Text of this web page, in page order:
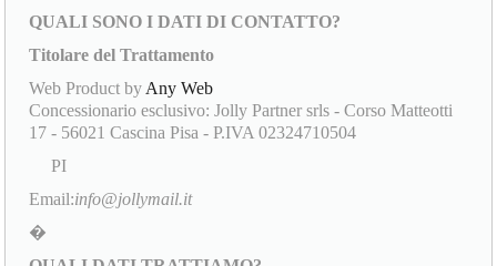
QUALI SONO I DATI DI CONTATTO?
Titolare del Trattamento
Web Product by Any Web
Concessionario esclusivo: Jolly Partner srls - Corso Matteotti
17 - 56021 Cascina Pisa - P.IVA 02324710504
PI
Email:info@jollymail.it
�